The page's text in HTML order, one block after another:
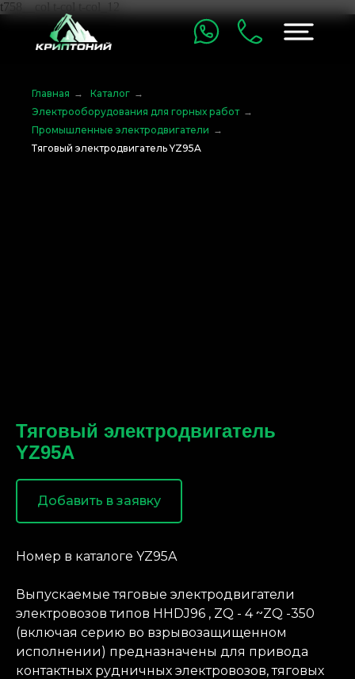
t758__col t-col t-col_12
Главная → Каталог →
Электрооборудования для горных работ →
Промышленные электродвигатели →
Тяговый электродвигатель YZ95A
Тяговый электродвигатель
YZ95A
Добавить в заявку
Номер в каталоге YZ95A
Выпускаемые тяговые электродвигатели
электровозов типов HHDJ96 , ZQ - 4 ~ZQ -350
(включая серию во взрывозащищенном
исполнении) предназначены для привода
контактных рудничных электровозов, тяговых